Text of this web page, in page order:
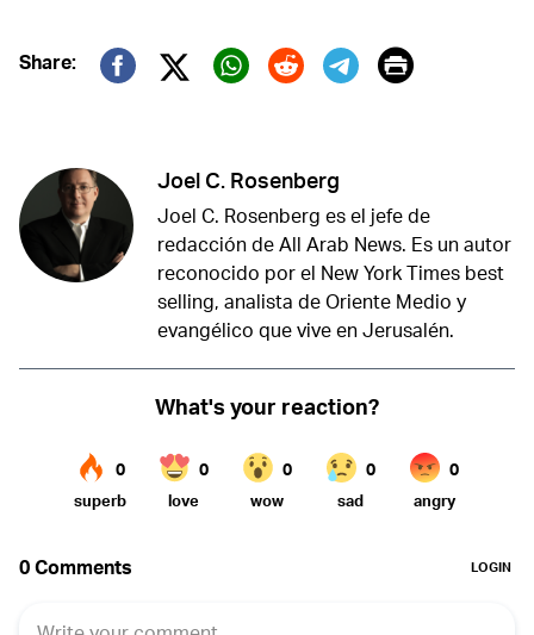
Share:
Twitter (X)
Print
Joel C. Rosenberg
Joel C. Rosenberg es el jefe de
redacción de All Arab News. Es un autor
reconocido por el New York Times best
selling, analista de Oriente Medio y
evangélico que vive en Jerusalén.